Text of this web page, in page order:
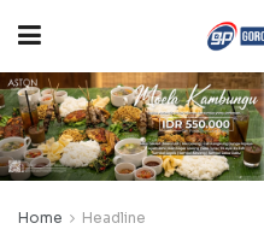
Home Headline